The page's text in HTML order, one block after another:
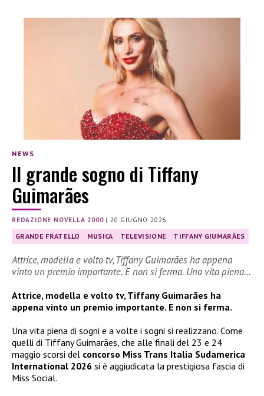
NEWS
Il grande sogno di Tiffany
Guimarães
REDAZIONE NOVELLA 2000|20 GIUGNO 2026
GRANDE FRATELLO MUSICA TELEVISIONE TIFFANY GIUMARÃES
Attrice, modella e volto tv, Tiffany Guimarães ha appena
vinto un premio importante. E non si ferma. Una vita piena…
Attrice, modella e volto tv, Tiffany Guimarães ha
appena vinto un premio importante. E non si ferma.
Una vita piena di sogni e a volte i sogni si realizzano. Come
quelli di Tiffany Guimarães, che alle finali del 23 e 24
maggio scorsi del concorso Miss Trans Italia Sudamerica
International 2026 si è aggiudicata la prestigiosa fascia di
Miss Social.